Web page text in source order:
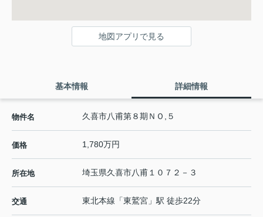
地図アプリで見る
基本情報 詳細情報
物件名 久喜市八甫第８期ＮＯ,５
価格 1,780万円
所在地 埼玉県久喜市八甫 １０７２－３
交通 東北本線 「東鷲宮 」駅 徒歩22分